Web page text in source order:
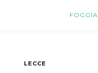
FOGGIA
LECCE